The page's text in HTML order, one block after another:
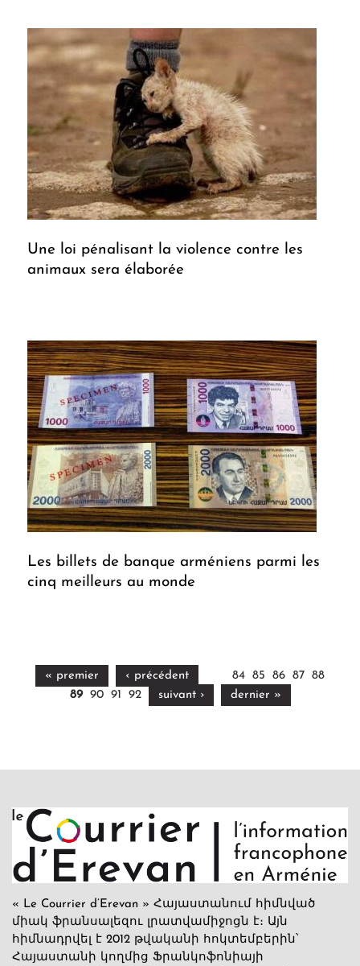
Une loi pénalisant la violence contre les
animaux sera élaborée
Les billets de banque arméniens parmi les
cinq meilleurs au monde
« premier ‹ précédent 84 85 86 87 88
89
90 91 92 suivant › dernier »
« Le Courrier d’Erevan » Հայաստանում հիմնված
միակ ֆրանսալեզու լրատվամիջոցն է։ Այն
հիմնադրվել է 2012 թվականի հոկտեմբերին՝
Հայաստանի կողմից Ֆրանկոֆոնիայի